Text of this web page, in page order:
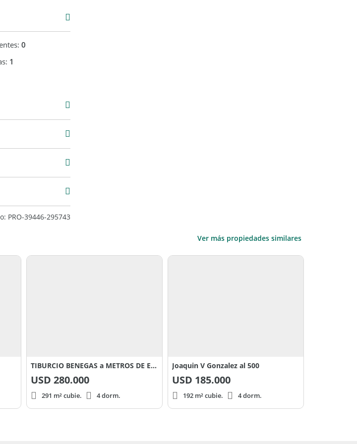
0
1
PRO-39446-295743
Ver más propiedades similares
TIBURCIO BENEGAS a METROS DE EMILIO CIVIT
USD 280.000
291 m² cubie. 4 dorm.
Joaquin V Gonzalez al 500
USD 185.000
192 m² cubie. 4 dorm.